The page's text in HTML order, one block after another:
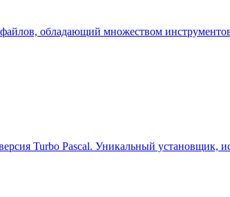
обладающий множеством
Turbo Pascal. Уникальный